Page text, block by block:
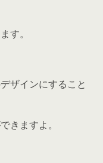
す。
ザインにすること
きますよ。